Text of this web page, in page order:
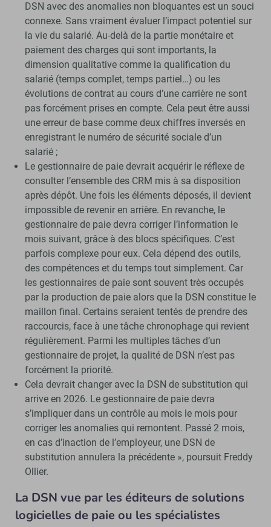
DSN avec des anomalies non bloquantes est un souci
connexe. Sans vraiment évaluer l’impact potentiel sur
la vie du salarié. Au-delà de la partie monétaire et
paiement des charges qui sont importants, la
dimension qualitative comme la qualification du
salarié (temps complet, temps partiel…) ou les
évolutions de contrat au cours d’une carrière ne sont
pas forcément prises en compte. Cela peut être aussi
une erreur de base comme deux chiffres inversés en
enregistrant le numéro de sécurité sociale d’un
salarié ;
Le gestionnaire de paie devrait acquérir le réflexe de
consulter l’ensemble des CRM mis à sa disposition
après dépôt. Une fois les éléments déposés, il devient
impossible de revenir en arrière. En revanche, le
gestionnaire de paie devra corriger l’information le
mois suivant, grâce à des blocs spécifiques. C’est
parfois complexe pour eux. Cela dépend des outils,
des compétences et du temps tout simplement. Car
les gestionnaires de paie sont souvent très occupés
par la production de paie alors que la DSN constitue le
maillon final. Certains seraient tentés de prendre des
raccourcis, face à une tâche chronophage qui revient
régulièrement. Parmi les multiples tâches d’un
gestionnaire de projet, la qualité de DSN n’est pas
forcément la priorité.
Cela devrait changer avec la DSN de substitution qui
arrive en 2026. Le gestionnaire de paie devra
s’impliquer dans un contrôle au mois le mois pour
corriger les anomalies qui remontent. Passé 2 mois,
en cas d’inaction de l’employeur, une DSN de
substitution annulera la précédente », poursuit Freddy
Ollier.
La DSN vue par les éditeurs de solutions
logicielles de paie ou les spécialistes